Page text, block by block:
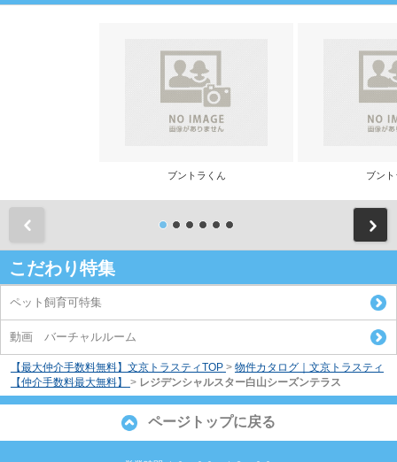
ブントラくん ブン
こだわり特集
ペット飼育可特集
動画 バーチャルルーム
【最大仲介手数料無料】文京トラスティTOP > 物件カタログ｜文京トラスティ
【仲介手数料最大無料】
> レジデンシャルスター白山シーズンテラス
ページトップに戻る